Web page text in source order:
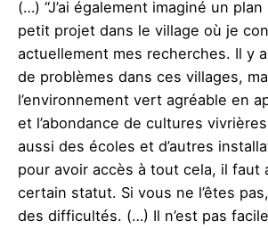
(…) “J’ai également imaginé un
petit projet dans le village où je
actuellement mes recherches. Il y
de problèmes dans ces villages,
l’environnement vert agréable en
et l’abondance de cultures
aussi des écoles et d’autres
pour avoir accès à tout cela, il faut
certain statut. Si vous ne l’êtes
des difficultés. (…) Il n’est pas